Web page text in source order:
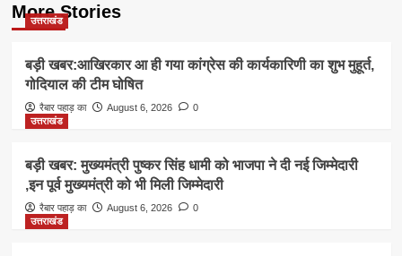
More Stories
उत्तराखंड
बड़ी खबर:आखिरकार आ ही गया कांग्रेस की कार्यकारिणी का शुभ मुहूर्त,
गोदियाल की टीम घोषित
रैबार पहाड़ का August 6, 2026
0
उत्तराखंड
बड़ी खबर: मुख्यमंत्री पुष्कर सिंह धामी को भाजपा ने दी नई जिम्मेदारी
,इन पूर्व मुख्यमंत्री को भी मिली जिम्मेदारी
रैबार पहाड़ का August 6, 2026
0
उत्तराखंड